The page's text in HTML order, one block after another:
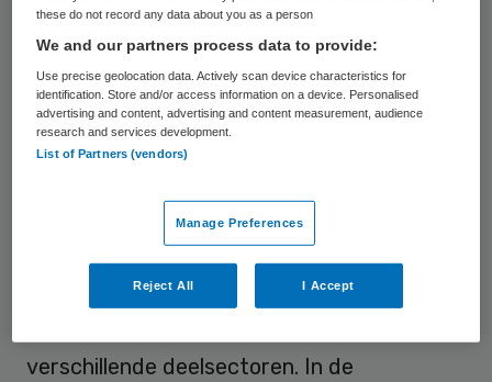
de leden van Fizi, een netwerk van
zorgfinancials.
Overheidsbijdrage schiet tekort
Volgens Finance Ideas is de voorlopige
overheidsbijdrage in de
arbeidskostenontwikkeling (OVA) voor 2024
onvoldoende om de afgesproken
loonstijgingen op te vangen. Daarnaast
verschillende deelsectoren. In de
these do not record any data about you as a person
We and our partners process data to provide:
Use precise geolocation data. Actively scan device characteristics for
identification. Store and/or access information on a device. Personalised
advertising and content, advertising and content measurement, audience
research and services development.
List of Partners (vendors)
Manage Preferences
Reject All I Accept